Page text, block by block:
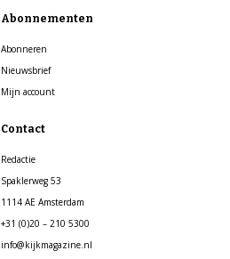
Abonnementen
Abonneren
Nieuwsbrief
Mijn account
Contact
Redactie
Spaklerweg 53
1114 AE Amsterdam
+31 (0)20 – 210 5300
info@kijkmagazine.nl